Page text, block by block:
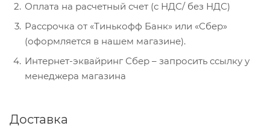
Оплата на расчетный счет (с НДС/ без НДС)
Рассрочка от «Тинькофф Банк» или «Сбер»
(оформляется в нашем магазине).
Интернет-эквайринг Сбер – запросить ссылку у
менеджера магазина
Доставка